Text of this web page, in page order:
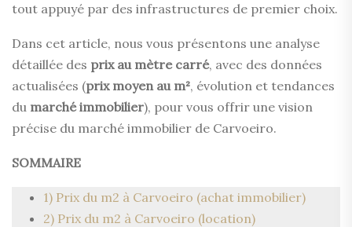
tout appuyé par des infrastructures de premier choix.
Dans cet article, nous vous présentons une analyse
détaillée des prix au mètre carré, avec des données
actualisées (prix moyen au m², évolution et tendances
du marché immobilier), pour vous offrir une vision
précise du marché immobilier de Carvoeiro.
SOMMAIRE
1) Prix du m2 à Carvoeiro (achat immobilier)
2) Prix du m2 à Carvoeiro (location)